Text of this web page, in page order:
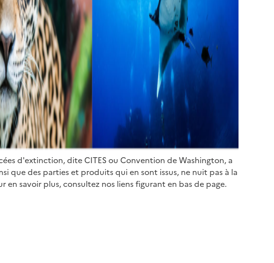
d'extinction, dite CITES ou Convention de Washington, a
que des parties et produits qui en sont issus, ne nuit pas à la
savoir plus, consultez nos liens figurant en bas de page.